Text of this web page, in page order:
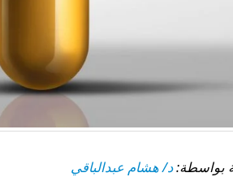
د/ هشام عبدالباقي